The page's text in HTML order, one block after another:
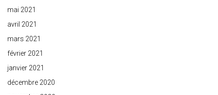
mai 2021
avril 2021
mars 2021
février 2021
janvier 2021
décembre 2020